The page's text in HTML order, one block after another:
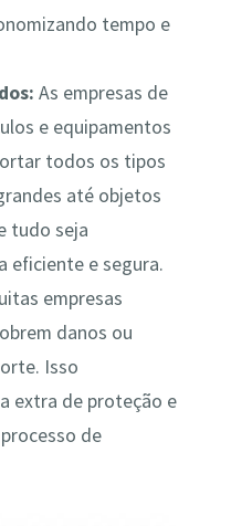
tempo e
As empresas de
e equipamentos
todos os tipos
até objetos
tudo seja
eficiente e segura.
empresas
danos ou
Isso
extra de proteção e
de